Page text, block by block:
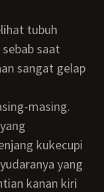
saat
sangat gelap
masing.
kukecupi
yang
kanan kiri